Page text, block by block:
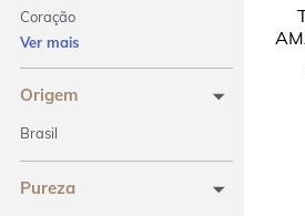
Coração
Cushion
Emerald Cut
Gota
Navete
Oval
Pera
Ver mais
Origem
Brasil
Pureza